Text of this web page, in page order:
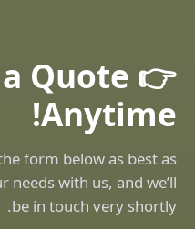
a Quote
Anytime!
form below as best as
needs with us, and we’ll
be in touch very shortly.